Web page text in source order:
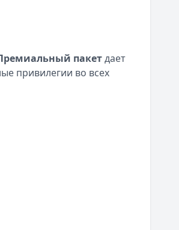
пакетдает
привилегии во всех